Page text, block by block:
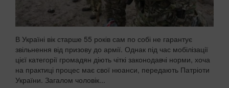
В Україні вік старше 55 років сам по собі не гарантує
звільнення від призову до армії. Однак під час мобілізації
цієї категорії громадян діють чіткі законодавчі норми, хоча
на практиці процес має свої нюанси, передають Патріоти
України. Загалом чоловік...